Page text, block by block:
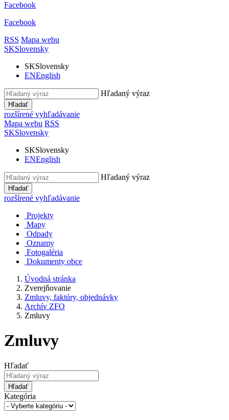
Facebook
Facebook
RSS Mapa webu
SKSlovensky
SKSlovensky
ENEnglish
Hľadaný výraz
Hľadať
rozšírené vyhľadávanie
Mapa webu RSS
SKSlovensky
SKSlovensky
ENEnglish
Hľadaný výraz
Hľadať
rozšírené vyhľadávanie
Projekty
Mapy
Odpady
Oznamy
Fotogaléria
Dokumenty obce
Úvodná stránka
Zverejňovanie
Zmluvy, faktúry, objednávky
Archív ZFO
Zmluvy
Zmluvy
Hľadať
Hľadať
Kategória